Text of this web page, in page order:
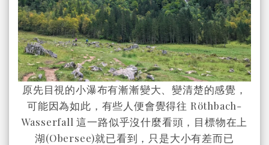
原先目視的小瀑布有漸漸變大、變清楚的感覺，
可能因為如此，有些人便會覺得往 Röthbach-
Wasserfall 這一路似乎沒什麼看頭，目標物在上
湖(Obersee)就已看到，只是大小有差而已